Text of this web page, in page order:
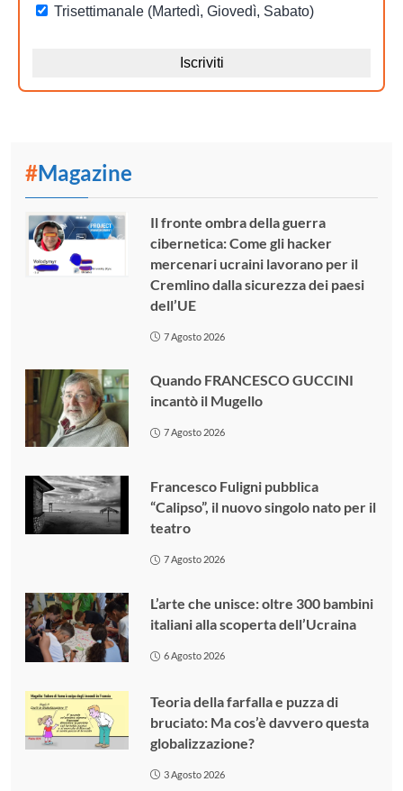
#Magazine
Il fronte ombra della guerra
cibernetica: Come gli hacker
mercenari ucraini lavorano per il
Cremlino dalla sicurezza dei paesi
dell’UE
7 Agosto 2026
Quando FRANCESCO GUCCINI
incantò il Mugello
7 Agosto 2026
Francesco Fuligni pubblica
“Calipso”, il nuovo singolo nato per il
teatro
7 Agosto 2026
L’arte che unisce: oltre 300 bambini
italiani alla scoperta dell’Ucraina
6 Agosto 2026
Teoria della farfalla e puzza di
bruciato: Ma cos’è davvero questa
globalizzazione?
3 Agosto 2026